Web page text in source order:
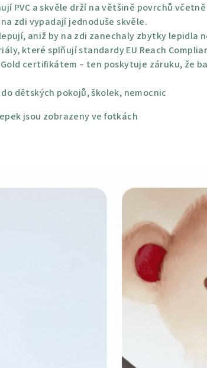
PVC a skvěle drží na většině povrchů
zdi vypadají jednoduše skvěle.
aniž by na zdi zanechaly zbytky lepidla
které splňují standardy EU Reach
certifikátem – ten poskytuje záruku, že
dětských pokojů, školek, nemocnic
jsou zobrazeny ve fotkách